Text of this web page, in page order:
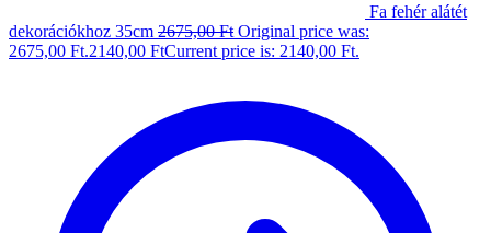
Fa fehér alátét
dekorációkhoz 35cm 2675,00Ft Original price was:
2675,00 Ft.2140,00 FtCurrent price is: 2140,00 Ft.